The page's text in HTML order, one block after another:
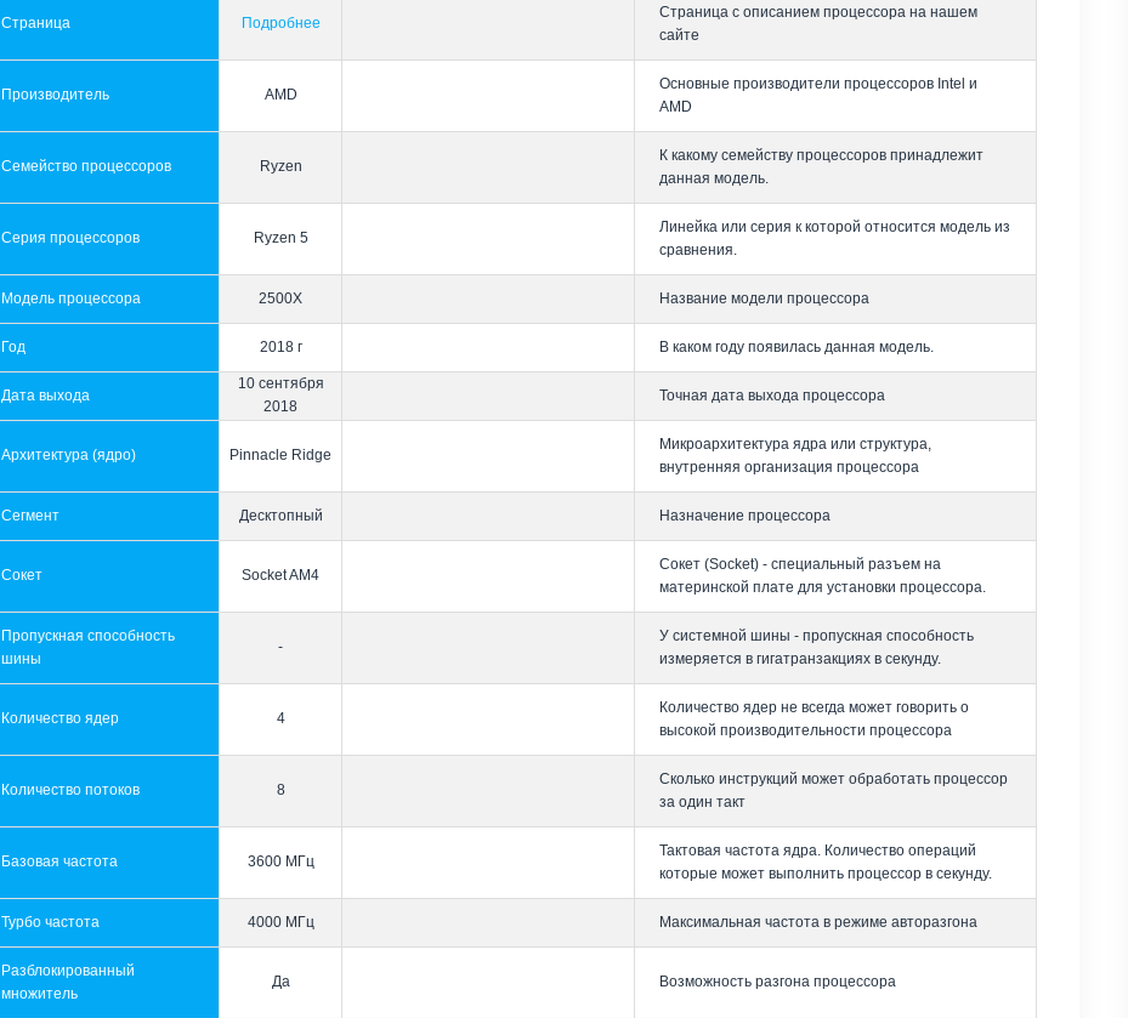
Страница Подробнее
Страница с описанием процессора на нашем
сайте
Производитель AMD
Основные производители процессоров Intel и
AMD
Семейство процессоров Ryzen
К какому семейству процессоров принадлежит
данная модель.
Серия процессоров Ryzen 5
Линейка или серия к которой относится модель из
сравнения.
Модель процессора 2500X Название модели процессора
Год 2018 г В каком году появилась данная модель.
Дата выхода
10 сентября
2018
Точная дата выхода процессора
Архитектура (ядро) Pinnacle Ridge
Микроархитектура ядра или структура,
внутренняя организация процессора
Сегмент Десктопный Назначение процессора
Сокет Socket AM4
Сокет (Socket) - специальный разъем на
материнской плате для установки процессора.
Пропускная способность
шины
-
У системной шины - пропускная способность
измеряется в гигатранзакциях в секунду.
Количество ядер 4
Количество ядер не всегда может говорить о
высокой производительности процессора
Количество потоков 8
Сколько инструкций может обработать процессор
за один такт
Базовая частота 3600 МГц
Тактовая частота ядра. Количество операций
которые может выполнить процессор в секунду.
Турбо частота 4000 МГц Максимальная частота в режиме авторазгона
Разблокированный
множитель
Да Возможность разгона процессора